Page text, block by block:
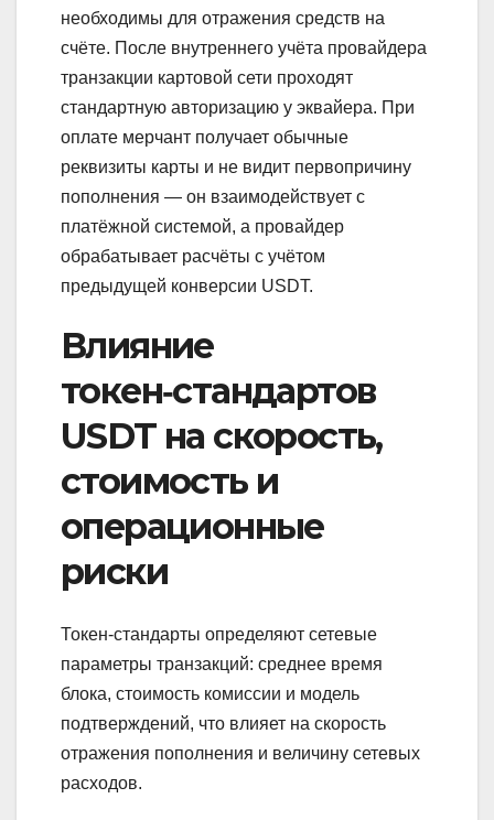
необходимы для отражения средств на
счёте. После внутреннего учёта провайдера
транзакции картовой сети проходят
стандартную авторизацию у эквайера. При
оплате мерчант получает обычные
реквизиты карты и не видит первопричину
пополнения — он взаимодействует с
платёжной системой, а провайдер
обрабатывает расчёты с учётом
предыдущей конверсии USDT.
Влияние
токен‑стандартов
USDT на скорость,
стоимость и
операционные
риски
Токен‑стандарты определяют сетевые
параметры транзакций: среднее время
блока, стоимость комиссии и модель
подтверждений, что влияет на скорость
отражения пополнения и величину сетевых
расходов.